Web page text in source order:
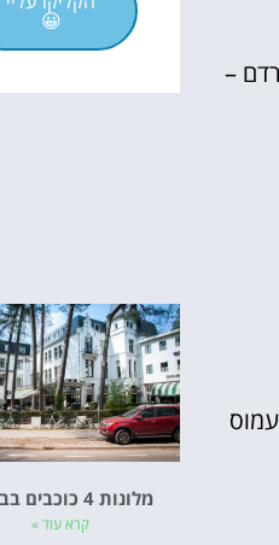
, רוטרדם –
😀
מלונות 4 כוכבים בברדה
קרא עוד »